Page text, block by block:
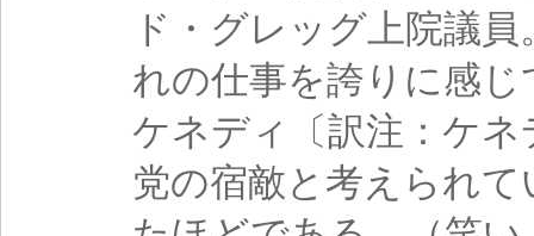
ド・グレッグ上院議
れの仕事を誇りに感
ケネディ〔訳注：ケ
党の宿敵と考えられ